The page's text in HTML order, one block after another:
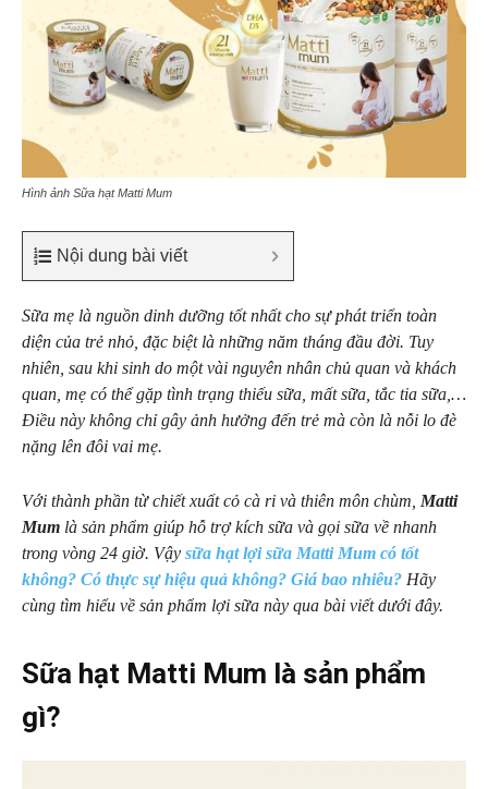
Hình ảnh Sữa hạt Matti Mum
Nội dung bài viết
Sữa mẹ là nguồn dinh dưỡng tốt nhất cho sự phát triển toàn
diện của trẻ nhỏ, đặc biệt là những năm tháng đầu đời. Tuy
nhiên, sau khi sinh do một vài nguyên nhân chủ quan và khách
quan, mẹ có thể gặp tình trạng thiếu sữa, mất sữa, tắc tia sữa,…
Điều này không chỉ gây ảnh hưởng đến trẻ mà còn là nỗi lo đè
nặng lên đôi vai mẹ.
Với thành phần từ chiết xuất cỏ cà ri và thiên môn chùm, Matti
Mum là sản phẩm giúp hỗ trợ kích sữa và gọi sữa về nhanh
trong vòng 24 giờ. Vậy sữa hạt lợi sữa Matti Mum có tốt
không? Có thực sự hiệu quả không? Giá bao nhiêu? Hãy
cùng tìm hiểu về sản phẩm lợi sữa này qua bài viết dưới đây.
Sữa hạt Matti Mum là sản phẩm
gì?